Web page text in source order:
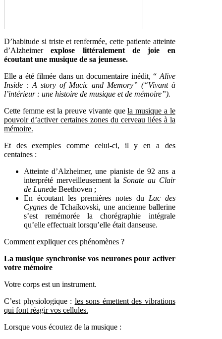
D’habitude si triste et renfermée, cette patiente atteinte
d’Alzheimerexplose littéralement de joie en
écoutant une musique de sa jeunesse.
Elle a été filmée dans un documentaire inédit, “ Alive
Inside : A story of Mucic and Memory” (“Vivant à
l’intérieur : une histoire de musique et de mémoire”).
Cette femme est la preuve vivante quela musique a le
pouvoir d’activer certaines zones du cerveau liées à la
mémoire.
Et des exemples comme celui-ci, il y en a des
centaines :
Atteinte d’Alzheimer, une pianiste de 92 ans a
interprété merveilleusement laSonate au Clair
de Lunede Beethoven ;
En écoutant les premières notes du Lac des
Cygnes de Tchaïkovski, une ancienne ballerine
s’est remémorée la chorégraphie intégrale
qu’elle effectuait lorsqu’elle était danseuse.
Comment expliquer ces phénomènes ?
La musique synchronise vos neurones pour activer
votre mémoire
Votre corps est un instrument.
C’est physiologique : les sons émettent des vibrations
qui font réagir vos cellules.
Lorsque vous écoutez de la musique :